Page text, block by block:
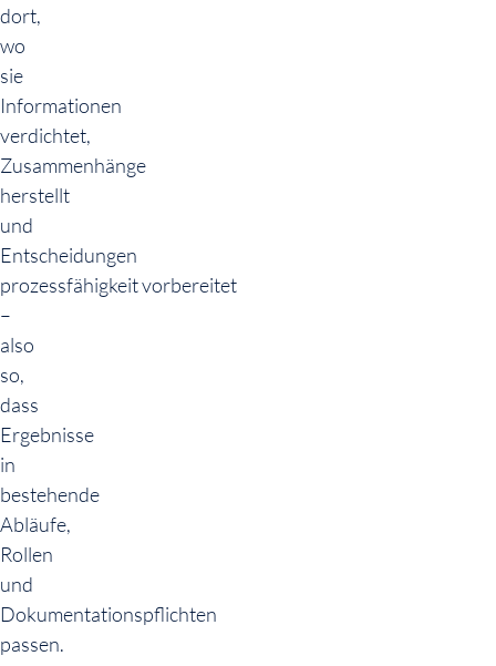
dort,
wo
sie
Informationen
verdichtet,
Zusammenhänge
herstellt
und
Entscheidungen
prozessfähigkeit vorbereitet
–
also
so,
dass
Ergebnisse
in
bestehende
Abläufe,
Rollen
und
Dokumentationspflichten
passen.